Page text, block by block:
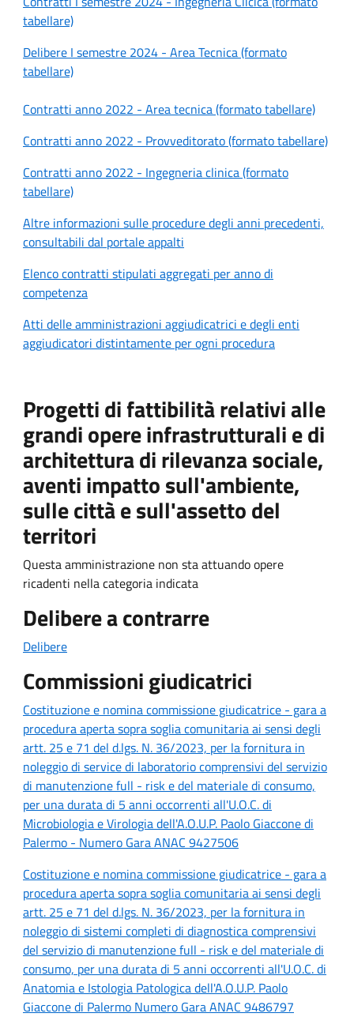
tabellare)
Delibere I semestre 2024 - Area Tecnica (formato
tabellare)
Contratti anno 2022 - Area tecnica (formato tabellare)
Contratti anno 2022 - Provveditorato (formato tabellare)
Contratti anno 2022 - Ingegneria clinica (formato
tabellare)
Altre informazioni sulle procedure degli anni precedenti,
consultabili dal portale appalti
Elenco contratti stipulati aggregati per anno di
competenza
Atti delle amministrazioni aggiudicatrici e degli enti
aggiudicatori distintamente per ogni procedura
Progetti di fattibilità relativi alle
grandi opere infrastrutturali e di
architettura di rilevanza sociale,
aventi impatto sull'ambiente,
sulle città e sull'assetto del
territori
Questa amministrazione non sta attuando opere
ricadenti nella categoria indicata
Delibere a contrarre
Delibere
Commissioni giudicatrici
Costituzione e nomina commissione giudicatrice - gara a
procedura aperta sopra soglia comunitaria ai sensi degli
artt. 25 e 71 del d.lgs. N. 36/2023, per la fornitura in
noleggio di service di laboratorio comprensivi del servizio
di manutenzione full - risk e del materiale di consumo,
per una durata di 5 anni occorrenti all'U.O.C. di
Microbiologia e Virologia dell'A.O.U.P. Paolo Giaccone di
Palermo - Numero Gara ANAC 9427506
Costituzione e nomina commissione giudicatrice - gara a
procedura aperta sopra soglia comunitaria ai sensi degli
artt. 25 e 71 del d.lgs. N. 36/2023, per la fornitura in
noleggio di sistemi completi di diagnostica comprensivi
del servizio di manutenzione full - risk e del materiale di
consumo, per una durata di 5 anni occorrenti all'U.O.C. di
Anatomia e Istologia Patologica dell'A.O.U.P. Paolo
Giaccone di Palermo Numero Gara ANAC 9486797